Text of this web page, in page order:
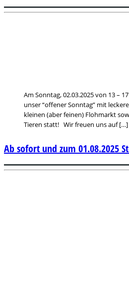
Am Sonntag, 02.03.2025 von 13 –
unser “offener Sonntag” mit
kleinen (aber feinen) Flohmarkt
Tieren statt! Wir freuen uns auf […]
Ab sofort und zum 01.08.2025